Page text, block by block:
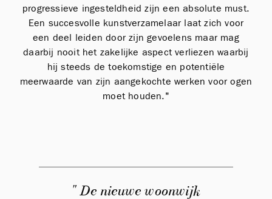
progressieve ingesteldheid zijn een absolute must.
Een succesvolle kunstverzamelaar laat zich voor
een deel leiden door zijn gevoelens maar mag
daarbij nooit het zakelijke aspect verliezen waarbij
hij steeds de toekomstige en potentiële
meerwaarde van zijn aangekochte werken voor ogen
moet houden."
" De nieuwe woonwijk